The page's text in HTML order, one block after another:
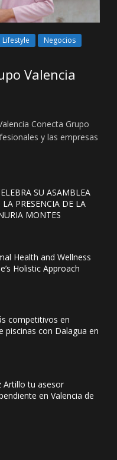
Lifestyle
Negocios
Valencia
Conecta Grupo
y las empresas
SU ASAMBLEA
PRESENCIA DE LA
MONTES
Health and Wellness
Holistic Approach
competitivos en
piscinas con Dalagua en
Artillo tu asesor
en Valencia de